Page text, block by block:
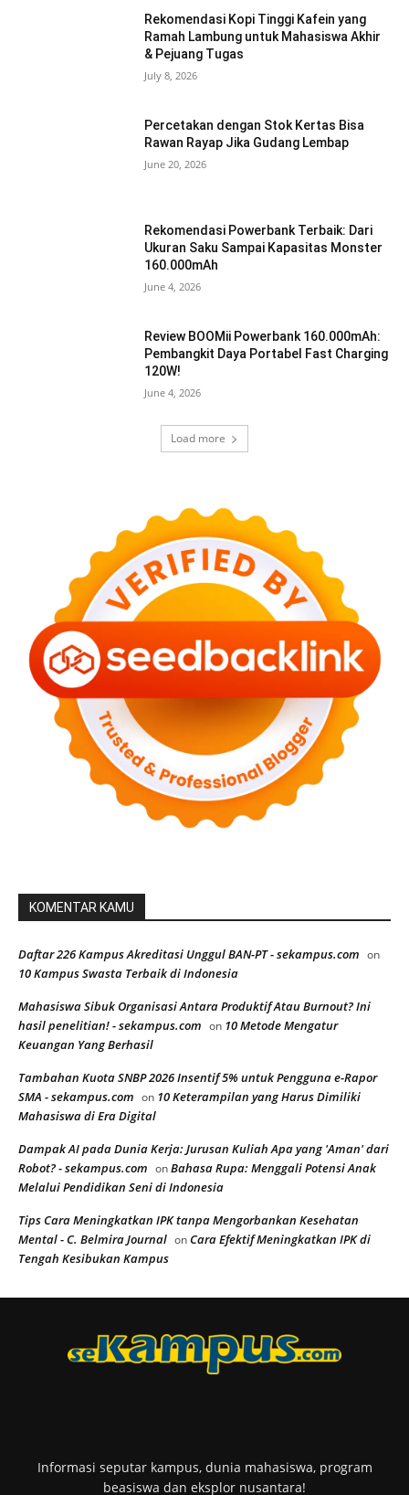
Rekomendasi Kopi Tinggi Kafein yang
Ramah Lambung untuk Mahasiswa Akhir
& Pejuang Tugas
July 8, 2026
Percetakan dengan Stok Kertas Bisa
Rawan Rayap Jika Gudang Lembap
June 20, 2026
Rekomendasi Powerbank Terbaik: Dari
Ukuran Saku Sampai Kapasitas Monster
160.000mAh
June 4, 2026
Review BOOMii Powerbank 160.000mAh:
Pembangkit Daya Portabel Fast Charging
120W!
June 4, 2026
Load more
KOMENTAR KAMU
Daftar 226 Kampus Akreditasi Unggul BAN-PT - sekampus.com on
10 Kampus Swasta Terbaik di Indonesia
Mahasiswa Sibuk Organisasi Antara Produktif Atau Burnout? Ini
hasil penelitian! - sekampus.com on 10 Metode Mengatur
Keuangan Yang Berhasil
Tambahan Kuota SNBP 2026 Insentif 5% untuk Pengguna e-Rapor
SMA - sekampus.com on 10 Keterampilan yang Harus Dimiliki
Mahasiswa di Era Digital
Dampak AI pada Dunia Kerja: Jurusan Kuliah Apa yang 'Aman' dari
Robot? - sekampus.com onBahasa Rupa: Menggali Potensi Anak
Melalui Pendidikan Seni di Indonesia
Tips Cara Meningkatkan IPK tanpa Mengorbankan Kesehatan
Mental - C. Belmira Journal onCara Efektif Meningkatkan IPK di
Tengah Kesibukan Kampus
Informasi seputar kampus, dunia mahasiswa, program
beasiswa dan eksplor nusantara!